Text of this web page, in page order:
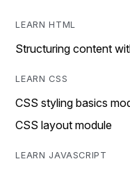
LEARN HTML
Structuring content
LEARN CSS
CSS styling basics
CSS layout module
LEARN JAVASCRIPT